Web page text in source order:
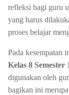
refleksi bagi guru
yang harus
proses belajar
Pada kesempatan
Kelas 8
digunakan oleh
bagikan ini